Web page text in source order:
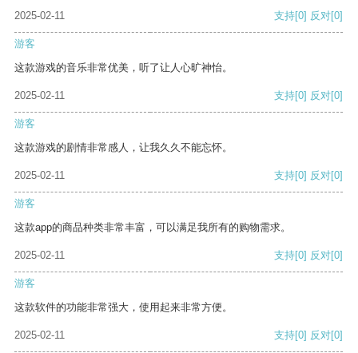
2025-02-11
支持[0] 反对[0]
游客
这款游戏的音乐非常优美，听了让人心旷神怡。
2025-02-11 支持[0] 反对[0]
游客
这款游戏的剧情非常感人，让我久久不能忘怀。
2025-02-11 支持[0] 反对[0]
游客
这款app的商品种类非常丰富，可以满足我所有的购物需求。
2025-02-11 支持[0] 反对[0]
游客
这款软件的功能非常强大，使用起来非常方便。
2025-02-11 支持[0] 反对[0]